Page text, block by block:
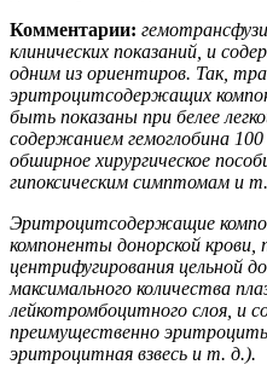
Комментарии:
клинических показаний, и
одним из ориентиров. Так,
эритроцитсодержащих
быть показаны при белее
содержанием гемоглобина
обширное хирургическое
гипоксическим симптомам и
Эритроцитсодержащие
компоненты донорской крови,
центрифугирования цельной
максимального количества
лейкотромбоцитного слоя, и
преимущественно
эритроцитная взвесь и т. д.).